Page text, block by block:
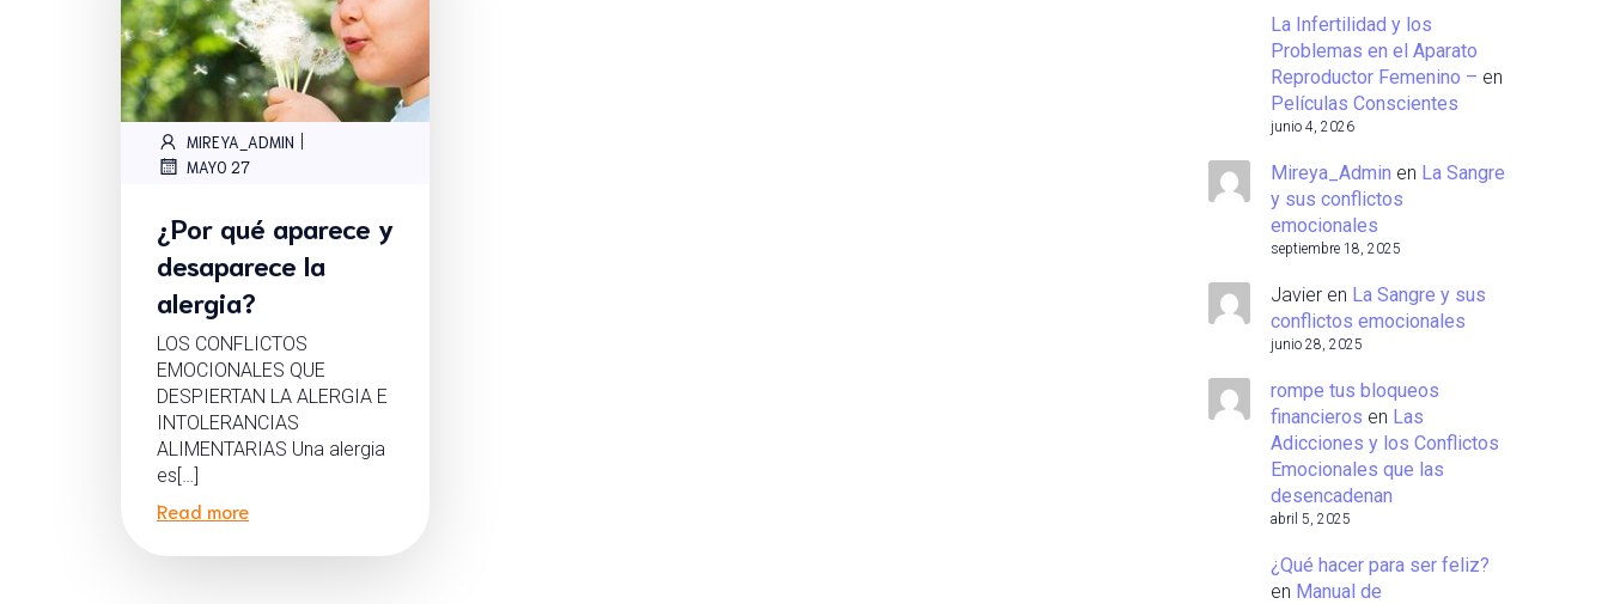
MIREYA_ADMIN
MAYO 27
¿Por qué aparece y
desaparece la
alergia?
LOS CONFLICTOS
EMOCIONALES QUE
DESPIERTAN LA ALERGIA E
INTOLERANCIAS
ALIMENTARIAS Una alergia
es[…]
Read more
La Infertilidad y los
Problemas en el Aparato
Reproductor Femenino – en
Películas Conscientes
junio 4, 2026
Mireya_Admin en La Sangre
y sus conflictos
emocionales
septiembre 18, 2025
Javier en La Sangre y sus
conflictos emocionales
junio 28, 2025
rompe tus bloqueos
financieros en Las
Adicciones y los Conflictos
Emocionales que las
desencadenan
abril 5, 2025
¿Qué hacer para ser feliz?
en Manual de